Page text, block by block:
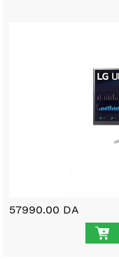
57990.00 DA